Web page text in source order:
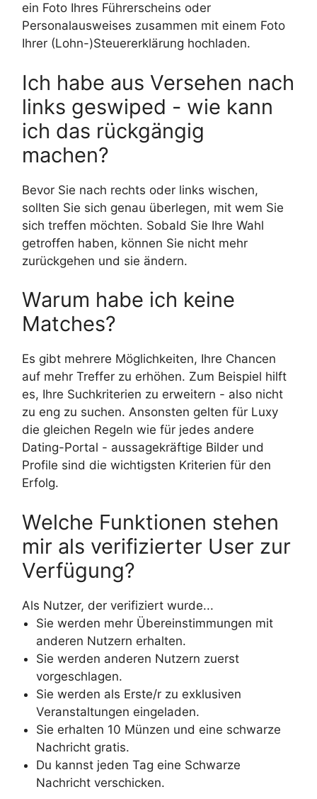
ein Foto Ihres Führerscheins oder
Personalausweises zusammen mit einem Foto
Ihrer (Lohn-)Steuererklärung hochladen.
Ich habe aus Versehen nach
links geswiped - wie kann
ich das rückgängig
machen?
Bevor Sie nach rechts oder links wischen,
sollten Sie sich genau überlegen, mit wem Sie
sich treffen möchten. Sobald Sie Ihre Wahl
getroffen haben, können Sie nicht mehr
zurückgehen und sie ändern.
Warum habe ich keine
Matches?
Es gibt mehrere Möglichkeiten, Ihre Chancen
auf mehr Treffer zu erhöhen. Zum Beispiel hilft
es, Ihre Suchkriterien zu erweitern - also nicht
zu eng zu suchen. Ansonsten gelten für Luxy
die gleichen Regeln wie für jedes andere
Dating-Portal - aussagekräftige Bilder und
Profile sind die wichtigsten Kriterien für den
Erfolg.
Welche Funktionen stehen
mir als verifizierter User zur
Verfügung?
Als Nutzer, der verifiziert wurde...
Sie werden mehr Übereinstimmungen mit
anderen Nutzern erhalten.
Sie werden anderen Nutzern zuerst
vorgeschlagen.
Sie werden als Erste/r zu exklusiven
Veranstaltungen eingeladen.
Sie erhalten 10 Münzen und eine schwarze
Nachricht gratis.
Du kannst jeden Tag eine Schwarze
Nachricht verschicken.